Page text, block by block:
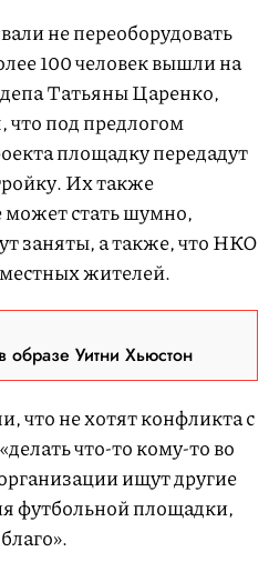
не переоборудовать
100 человек вышли на
Татьяны Царенко,
под предлогом
площадку передадут
Их также
может стать шумно,
заняты, а также, что НКО
жителей.
образе Уитни Хьюстон
что не хотят конфликта с
что-то кому-то во
ищут другие
футбольной площадки,